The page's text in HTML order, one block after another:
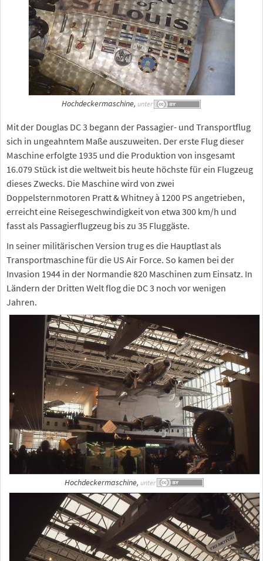
Hochdeckermaschine, unter
Mit der Douglas DC 3 begann der Passagier- und Transportflug
sich in ungeahntem Maße auszuweiten. Der erste Flug dieser
Maschine erfolgte 1935 und die Produktion von insgesamt
16.079 Stück ist die weltweit bis heute höchste für ein Flugzeug
dieses Zwecks. Die Maschine wird von zwei
Doppelsternmotoren Pratt & Whitney à 1200 PS angetrieben,
erreicht eine Reisegeschwindigkeit von etwa 300 km/h und
fasst als Passagierflugzeug bis zu 35 Fluggäste.
In seiner militärischen Version trug es die Hauptlast als
Transportmaschine für die US Air Force. So kamen bei der
Invasion 1944 in der Normandie 820 Maschinen zum Einsatz. In
Ländern der Dritten Welt flog die DC 3 noch vor wenigen
Jahren.
Hochdeckermaschine, unter